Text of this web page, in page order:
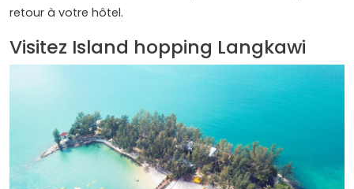
retour à votre hôtel.
Visitez Island hopping Langkawi